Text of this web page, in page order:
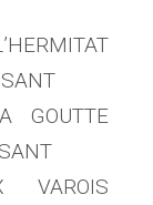
GOUTTE
VAROIS